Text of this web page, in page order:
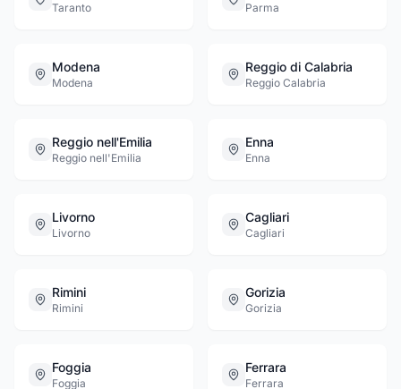
Taranto Parma
Modena
Modena
Reggio di Calabria
Reggio Calabria
Reggio nell'Emilia
Reggio nell'Emilia
Enna
Enna
Livorno
Livorno
Cagliari
Cagliari
Rimini
Rimini
Gorizia
Gorizia
Foggia
Foggia
Ferrara
Ferrara